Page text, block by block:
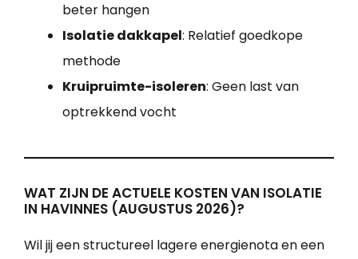
beter hangen
Isolatie dakkapel: Relatief goedkope
methode
Kruipruimte-isoleren: Geen last van
optrekkend vocht
WAT ZIJN DE ACTUELE KOSTEN VAN ISOLATIE
IN HAVINNES (AUGUSTUS 2026)?
Wil jij een structureel lagere energienota en een